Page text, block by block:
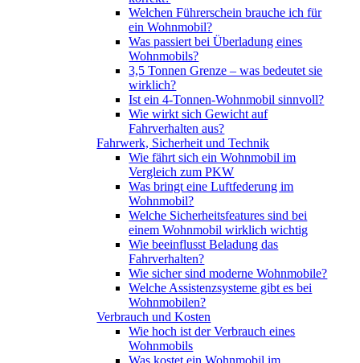
Welchen Führerschein brauche ich für
ein Wohnmobil?
Was passiert bei Überladung eines
Wohnmobils?
3,5 Tonnen Grenze – was bedeutet sie
wirklich?
Ist ein 4-Tonnen-Wohnmobil sinnvoll?
Wie wirkt sich Gewicht auf
Fahrverhalten aus?
Fahrwerk, Sicherheit und Technik
Wie fährt sich ein Wohnmobil im
Vergleich zum PKW
Was bringt eine Luftfederung im
Wohnmobil?
Welche Sicherheitsfeatures sind bei
einem Wohnmobil wirklich wichtig
Wie beeinflusst Beladung das
Fahrverhalten?
Wie sicher sind moderne Wohnmobile?
Welche Assistenzsysteme gibt es bei
Wohnmobilen?
Verbrauch und Kosten
Wie hoch ist der Verbrauch eines
Wohnmobils
Was kostet ein Wohnmobil im